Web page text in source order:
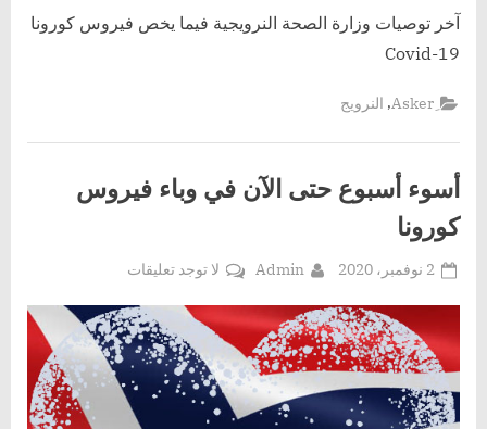
آخر توصيات وزارة الصحة النرويجية فيما يخص فيروس كورونا
Covid-19
ِAsker , النرويج
أسوء أسبوع حتى الآن في وباء فيروس
كورونا
Posted
2 نوفمبر، 2020 By
Admin لا توجد تعليقاتعلى
أسبوع
حتى
الآن
في